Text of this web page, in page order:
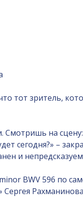
тот зритель,
на
сегодня?» –
и
BWV 596 по